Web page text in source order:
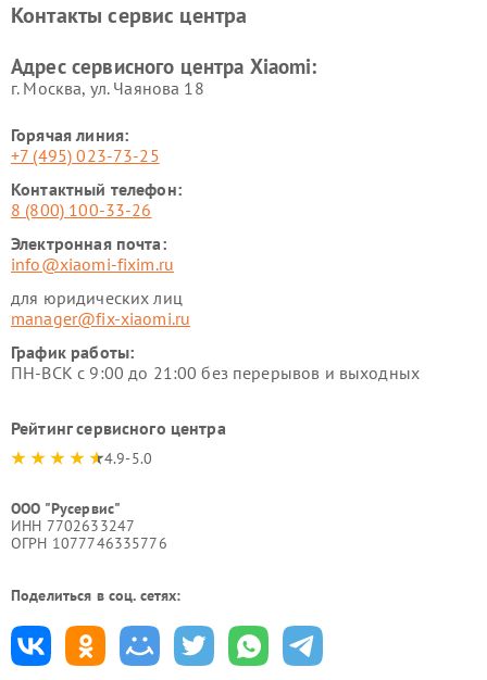
Ремонт стиральных машин
Ремонт смарт-часов Xiaomi
Контакты сервис центра
Адрес сервисного центра Xiaomi:
г. Москва, ул. Чаянова 18
Горячая линия:
+7 (495) 023-73-25
Контактный телефон:
8 (800) 100-33-26
Электронная почта:
info@xiaomi-fixim.ru
для юридических лиц
manager@fix-xiaomi.ru
График работы:
ПН-ВСК с 9:00 до 21:00 без перерывов и выходных
Рейтинг сервисного центра
4.9-5.0
ООО "Русервис"
ИНН 7702633247
ОГРН 1077746335776
Поделиться в соц. сетях: